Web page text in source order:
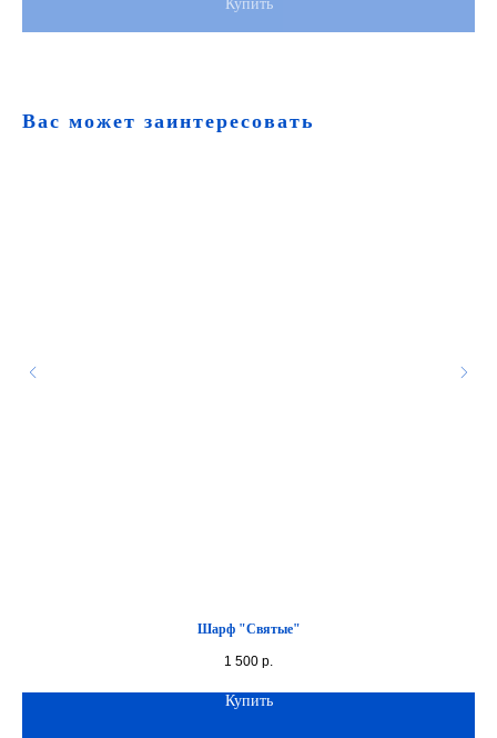
Купить
Вас может заинтересовать
Шарф "Святые"
1 500 р.
Купить